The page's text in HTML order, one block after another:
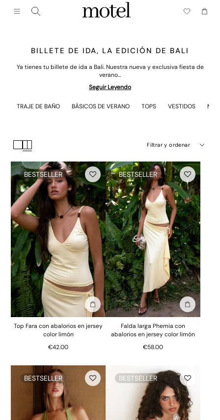
Menú
Cerrar (esc) Carrito
BILLETE DE IDA, LA EDICIÓN DE BALI
Ya tienes tu billete de ida a Bali. Nuestra nueva y exclusiva fiesta de
verano...
Seguir Leyendo
TRAJE DE BAÑO BÁSICOS DE VERANO TOPS VESTIDOS
Filtrar y ordenar
BESTSELLER
Añadir a la bolsa
Top Fara con abalorios en jersey
color limón
€42.00
BESTSELLER
Añadir a la
Falda larga Phemia con
abalorios en jersey color limón
€58.00
BESTSELLER BESTSELLER